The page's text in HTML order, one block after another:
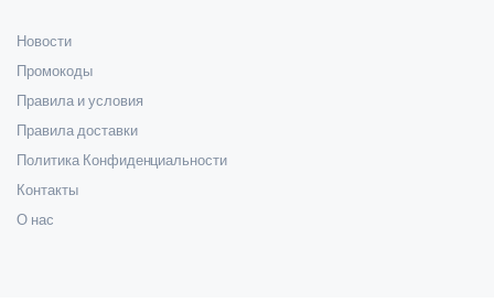
Новости
Промокоды
Правила и условия
Правила доставки
Политика Конфиденциальности
Контакты
О нас